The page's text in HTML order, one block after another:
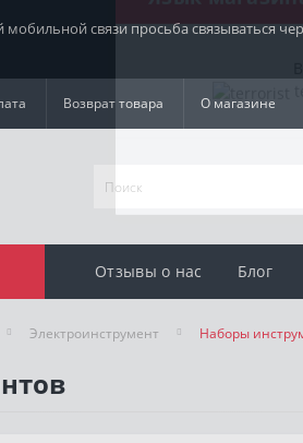
связи просьба связываться
Возврат товара О магазине
Отзывы о нас Блог
Электроинструмент Наборы